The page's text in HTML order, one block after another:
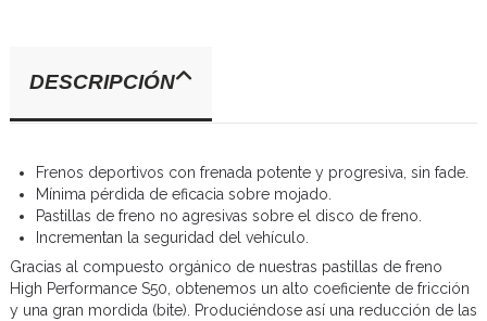
DESCRIPCIÓN
Frenos deportivos con frenada potente y progresiva, sin fade.
Mínima pérdida de eficacia sobre mojado.
Pastillas de freno no agresivas sobre el disco de freno.
Incrementan la seguridad del vehículo.
Gracias al compuesto orgánico de nuestras pastillas de freno
High Performance S50, obtenemos un alto coeficiente de fricción
y una gran mordida (bite). Produciéndose así una reducción de las